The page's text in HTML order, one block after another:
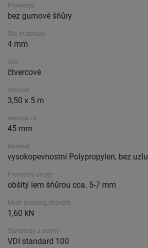
Provedení
bez gumové šňůry
Síla materiálu
4 mm
Oko
čtvercové
Velikost
3,50 x 5 m
Velikost ok
45 mm
Materiál
vysokopevnostní Polypropylen, bez uzlu
Provedení okraje
obšitý lem šňůrou cca. 5-7 mm
Mesh breaking strength
1,60 kN
Standardy a normy
VDI standard 100